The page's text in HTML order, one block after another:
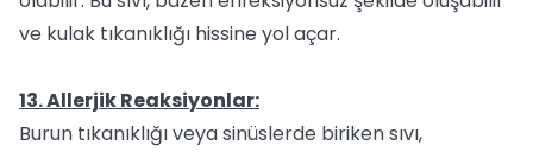
ve kulak tıkanıklığı hissine yol açar.
13. Allerjik Reaksiyonlar:
Burun tıkanıklığı veya sinüslerde biriken sıvı,